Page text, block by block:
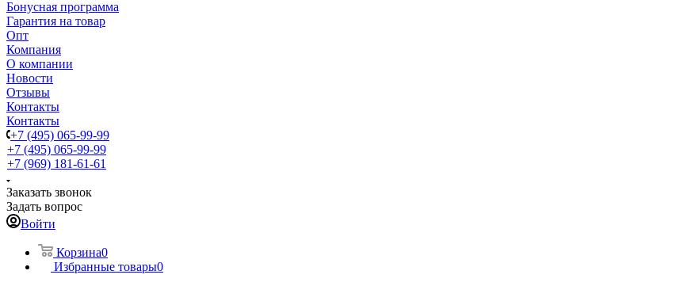
Бонусная программа
Гарантия на товар
Опт
Компания
О компании
Новости
Отзывы
Контакты
Контакты
+7 (495) 065-99-99
+7 (495) 065-99-99
+7 (969) 181-61-61
Заказать звонок
Задать вопрос
Войти
Корзина0
Избранные товары0